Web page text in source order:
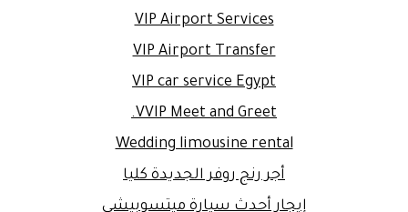
VIP Airport Services
VIP Airport Transfer
VIP car service Egypt
VVIP Meet and Greet.
Wedding limousine rental
أجر رنج روفر الجديدة كليا
إيجار أحدث سيارة ميتسوبيشى